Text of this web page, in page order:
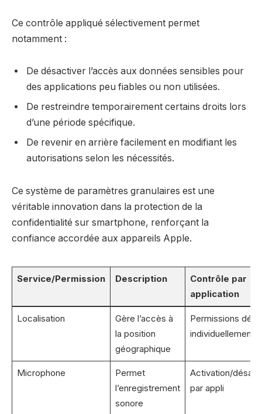
Ce contrôle appliqué sélectivement permet
notamment :
De désactiver l’accès aux données sensibles pour
des applications peu fiables ou non utilisées.
De restreindre temporairement certains droits lors
d’une période spécifique.
De revenir en arrière facilement en modifiant les
autorisations selon les nécessités.
Ce système de paramètres granulaires est une
véritable innovation dans la protection de la
confidentialité sur smartphone, renforçant la
confiance accordée aux appareils Apple.
Service/Permission Description
Contrôle par
application
Localisation
Gère l’accès à
la position
géographique
Permissions
individuellement
Microphone
Permet
l’enregistrement
sonore
Activation/
par appli